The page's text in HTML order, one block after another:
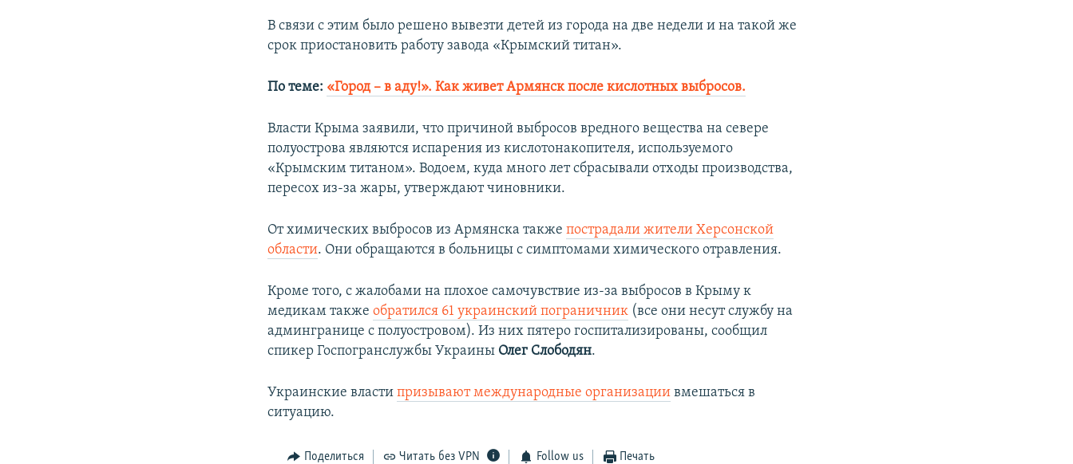
В связи с этим было решено вывезти детей из города на две недели и на такой же
срок приостановить работу завода «Крымский титан».
По теме: «Город – в аду!». Как живет Армянск после кислотных выбросов.
Власти Крыма заявили, что причиной выбросов вредного вещества на севере
полуострова являются испарения из кислотонакопителя, используемого
«Крымским титаном». Водоем, куда много лет сбрасывали отходы производства,
пересох из-за жары, утверждают чиновники.
От химических выбросов из Армянска такжепострадали жители Херсонской
области. Они обращаются в больницы с симптомами химического отравления.
Кроме того, с жалобами на плохое самочувствие из-за выбросов в Крыму к
медикам такжеобратился 61 украинский пограничник (все они несут службу на
админгранице с полуостровом). Из них пятеро госпитализированы, сообщил
спикер Госпогранслужбы Украины Олег Слободян.
Украинские властипризывают международные организации вмешаться в
ситуацию.
Поделиться Читать без VPN Follow us Печать